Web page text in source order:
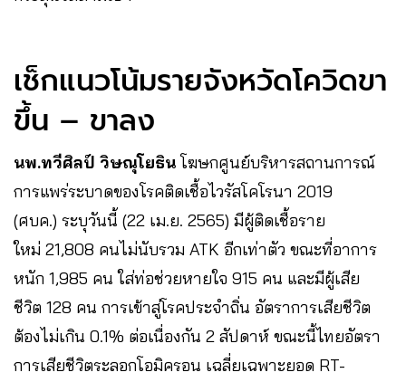
เช็กแนวโน้มรายจังหวัดโควิดขา
ขึ้น – ขาลง
นพ.ทวีศิลป์ วิษณุโยธินโฆษกศูนย์บริหารสถานการณ์
การแพร่ระบาดของโรคติดเชื้อไวรัสโคโรนา 2019
(ศบค.) ระบุวันนี้ (22 เม.ย. 2565) มีผู้ติดเชื้อราย
ใหม่ 21,808 คนไม่นับรวม ATK อีกเท่าตัว ขณะที่อาการ
หนัก 1,985 คน ใส่ท่อช่วยหายใจ 915 คน และมีผู้เสีย
ชีวิต 128 คน การเข้าสู่โรคประจำถิ่น อัตราการเสียชีวิต
ต้องไม่เกิน 0.1% ต่อเนื่องกัน 2 สัปดาห์ ขณะนี้ไทยอัตรา
การเสียชีวิตระลอกโอมิครอน เฉลี่ยเฉพาะยอด RT-